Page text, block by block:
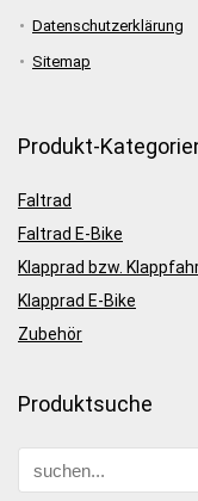
Datenschutzerklärung
Sitemap
Produkt-
Faltrad
Faltrad E-Bike
Klapprad bzw.
Klapprad E-Bike
Zubehör
Produktsuche